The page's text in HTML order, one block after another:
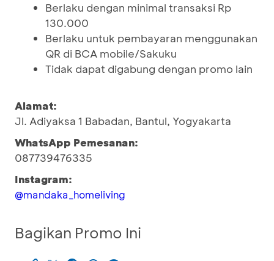
Berlaku dengan minimal transaksi Rp
130.000
Berlaku untuk pembayaran menggunakan
QR di BCA mobile/Sakuku
Tidak dapat digabung dengan promo lain
Alamat:
Jl. Adiyaksa 1 Babadan, Bantul, Yogyakarta
WhatsApp Pemesanan:
087739476335
Instagram:
@mandaka_homeliving
Bagikan Promo Ini